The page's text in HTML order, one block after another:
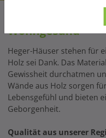
Wohngesund
Heger-Häuser stehen für
Holz sei Dank. Das
Gewissheit durchatmen
Wände aus Holz sorgen
Lebensgefühl und bieten
Geborgenheit.
Qualität aus unserer